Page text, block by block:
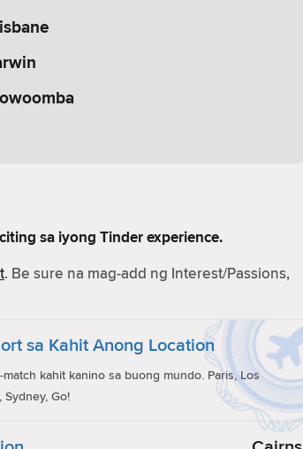
sa iyong Tinder experience.
. Be sure na mag-add ng Interest/Passions,
sa Kahit Anong Location
match kahit kanino sa buong mundo. Paris, Los
Sydney, Go!